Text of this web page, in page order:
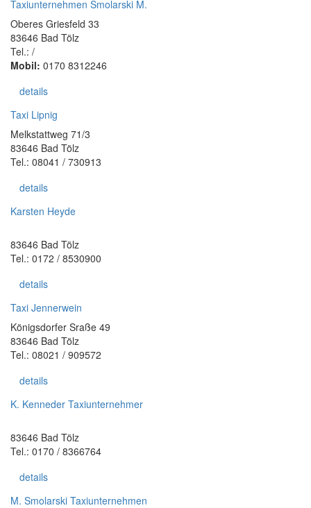
Taxiunternehmen Smolarski M.
Oberes Griesfeld 33
83646 Bad Tölz
Tel.: /
Mobil: 0170 8312246
details
Taxi Lipnig
Melkstattweg 71/3
83646 Bad Tölz
Tel.: 08041 / 730913
details
Karsten Heyde
83646 Bad Tölz
Tel.: 0172 / 8530900
details
Taxi Jennerwein
Königsdorfer Sraße 49
83646 Bad Tölz
Tel.: 08021 / 909572
details
K. Kenneder Taxiunternehmer
83646 Bad Tölz
Tel.: 0170 / 8366764
details
M. Smolarski Taxiunternehmen